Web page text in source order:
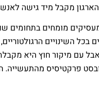
מומחים בתחומים
בכל השינויים
עם מיקור חוץ היא
פרקטיסיס